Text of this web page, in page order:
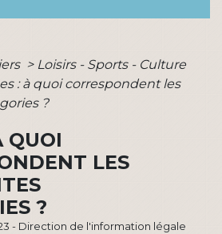
> Loisirs - Sports - Culture
: à quoi correspondent les
?
QUOI
LES
?
- Direction de l'information légale